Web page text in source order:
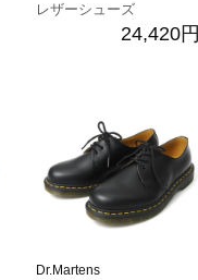
レザーシューズ
24,420円
Dr.Martens